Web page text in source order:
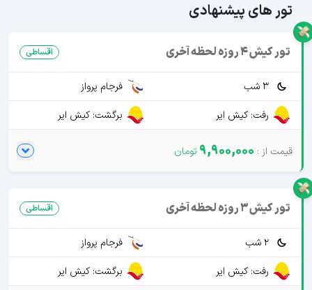
تور های پیشنهادی
تور کیش 4 روزه لحظه آخری اقساطی
3 شب
فرجام پرواز
رفت: کیش ایر
برگشت: کیش ایر
9,900,000
تور کیش 3 روزه لحظه آخری اقساطی
2 شب
فرجام پرواز
رفت: کیش ایر
برگشت: کیش ایر